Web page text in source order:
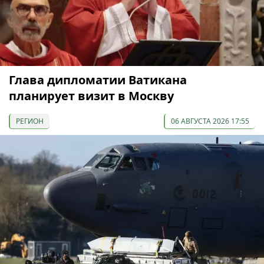
Глава дипломатии Ватикана
планирует визит в Москву
РЕГИОН 06 АВГУСТА 2026 17:55